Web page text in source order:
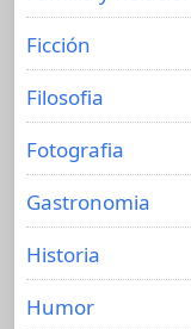
Ficción
Filosofia
Fotografia
Gastronomia
Historia
Humor